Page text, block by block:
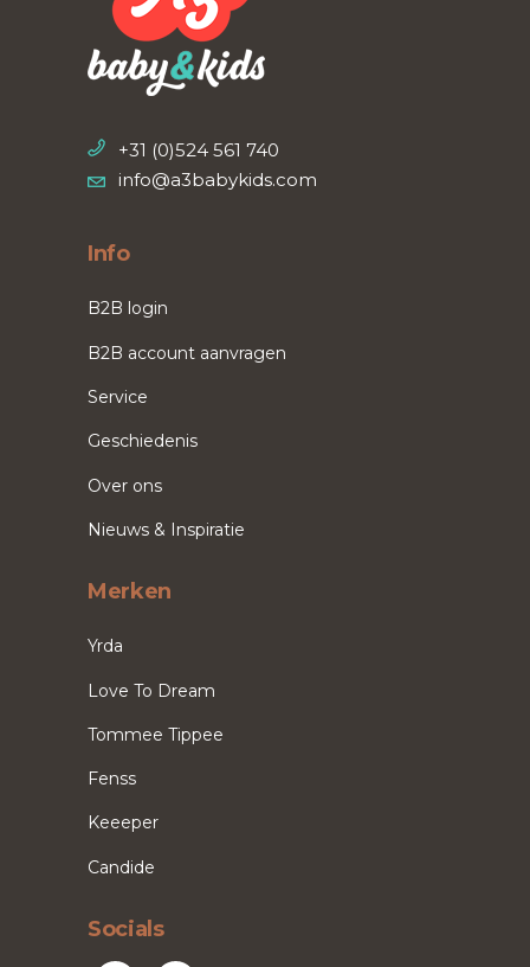
+31 (0)524 561 740
info@a3babykids.com
Info
B2B login
B2B account aanvragen
Service
Geschiedenis
Over ons
Nieuws & Inspiratie
Merken
Yrda
Love To Dream
Tommee Tippee
Fenss
Keeeper
Candide
Socials